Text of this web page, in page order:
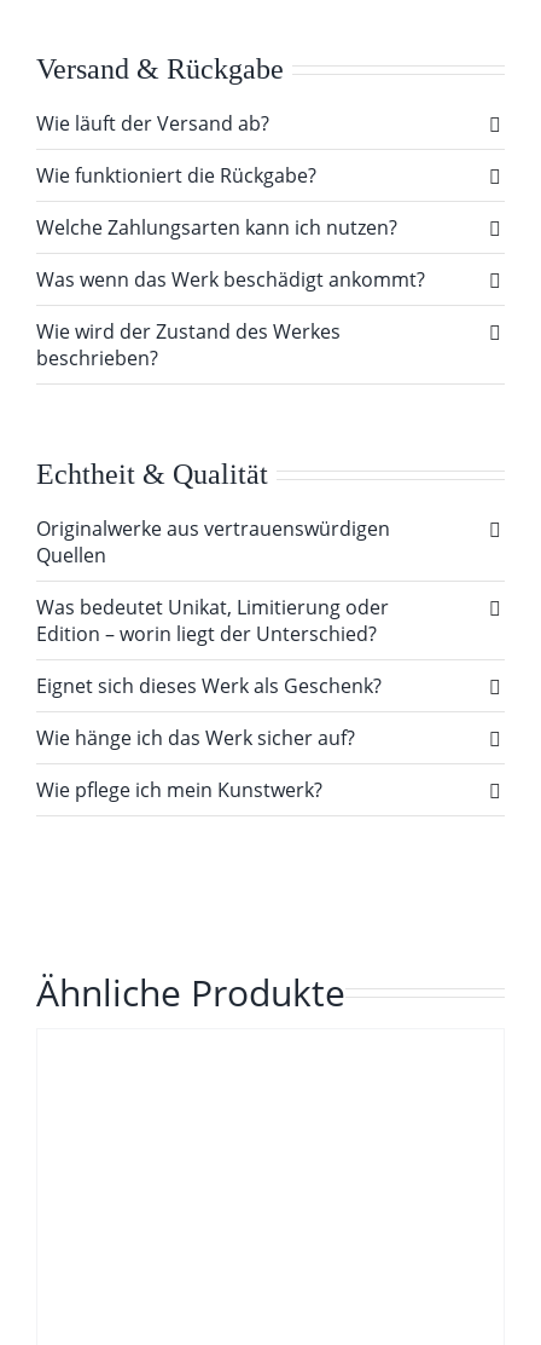
Versand & Rückgabe
Wie läuft der Versand ab?
Wie funktioniert die Rückgabe?
Welche Zahlungsarten kann ich nutzen?
Was wenn das Werk beschädigt ankommt?
Wie wird der Zustand des Werkes
beschrieben?
Echtheit & Qualität
Originalwerke aus vertrauenswürdigen
Quellen
Was bedeutet Unikat, Limitierung oder
Edition – worin liegt der Unterschied?
Eignet sich dieses Werk als Geschenk?
Wie hänge ich das Werk sicher auf?
Wie pflege ich mein Kunstwerk?
Ähnliche Produkte